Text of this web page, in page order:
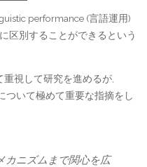
performance (言語運用)
区別することができるという
視して研究を進めるが,
ついて極めて重要な指摘をし
ニズムまで関心を広